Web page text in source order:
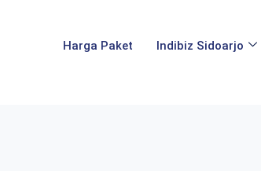
Harga Paket Indibiz Sidoarjo